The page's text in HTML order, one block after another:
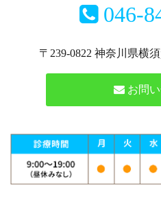
046-
〒239-0822 神奈川県横
お問